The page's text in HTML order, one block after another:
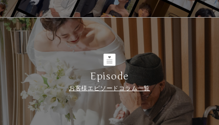
Episode
お客様エピソードコラム一覧